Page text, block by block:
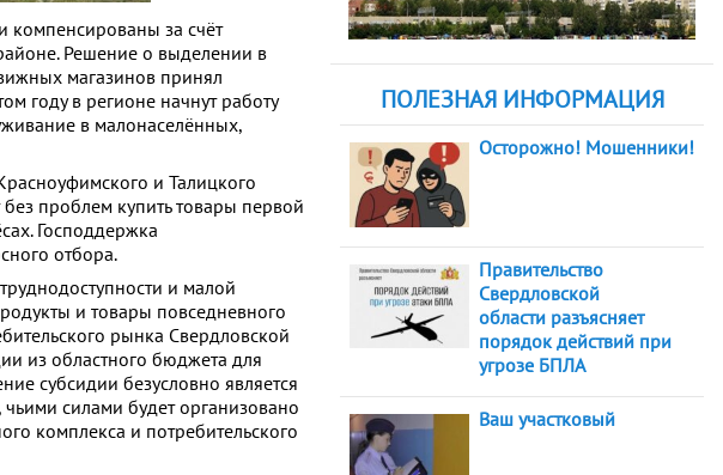
компенсированы за счёт
Решение о выделении в
магазинов принял
году в регионе начнут работу
в малонаселённых,
и Талицкого
проблем купить товары первой
Господдержка
отбора.
и малой
и товары повседневного
рынка Свердловской
из областного бюджета для
субсидии безусловно является
силами будет организовано
комплекса и потребительского
ПОЛЕЗНАЯ ИНФОРМАЦИЯ
Осторожно! Мошенники!
Правительство
Свердловской
области разъясняет
порядок действий при
угрозе БПЛА
Ваш участковый